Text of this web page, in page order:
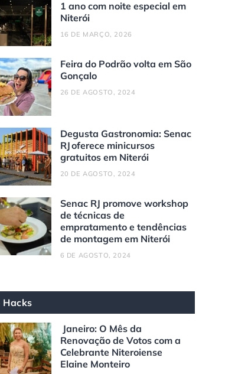
1 ano com noite especial em
Niterói
16 DE MARÇO, 2026
Feira do Podrão volta em São
Gonçalo
26 DE AGOSTO, 2024
Degusta Gastronomia: Senac
RJ oferece minicursos
gratuitos em Niterói
20 DE AGOSTO, 2024
Senac RJ promove workshop
de técnicas de
empratamento e tendências
de montagem em Niterói
6 DE AGOSTO, 2024
Hacks
Janeiro: O Mês da
Renovação de Votos com a
Celebrante Niteroiense
Elaine Monteiro